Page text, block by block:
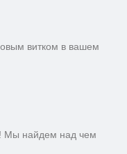
витком в вашем
Мы найдем над чем